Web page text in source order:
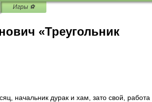
Игры ⚽
«Треугольник
начальник дурак и хам, зато свой, работа